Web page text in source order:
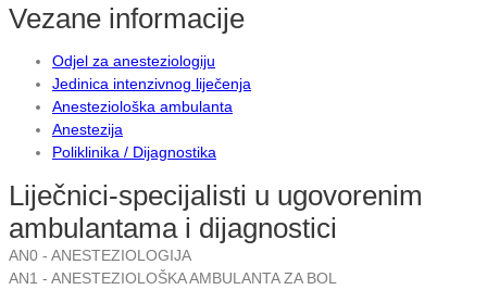
Vezane informacije
Odjel za anesteziologiju
Jedinica intenzivnog liječenja
Anesteziološka ambulanta
Anestezija
Poliklinika / Dijagnostika
Liječnici-specijalisti u ugovorenim
ambulantama i dijagnostici
AN0 - ANESTEZIOLOGIJA
AN1 - ANESTEZIOLOŠKA AMBULANTA ZA BOL